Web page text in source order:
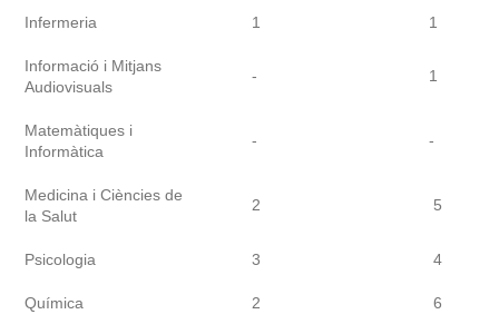
Infermeria 1 1
Informació i Mitjans
Audiovisuals
- 1
Matemàtiques i
Informàtica
- -
Medicina i Ciències de
la Salut
2 5
Psicologia 3 4
Química 2 6